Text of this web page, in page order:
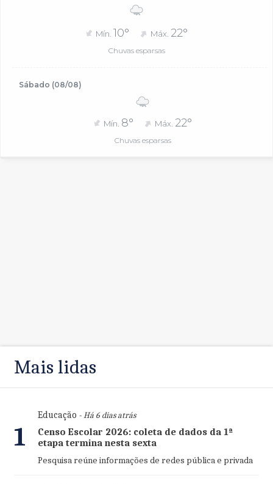
Mín. 10° Máx. 22°
Chuvas esparsas
Sábado (08/08)
Mín. 8° Máx. 22°
Chuvas esparsas
Mais lidas
1
Educação - Há 6 dias atrás
Censo Escolar 2026: coleta de dados da 1ª
etapa termina nesta sexta
Pesquisa reúne informações de redes pública e privada